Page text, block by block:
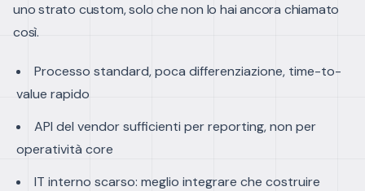
uno strato custom, solo che non lo hai ancora chiamato
così.
Processo standard, poca differenziazione, time-to-
value rapido
API del vendor sufficienti per reporting, non per
operatività core
IT interno scarso: meglio integrare che costruire